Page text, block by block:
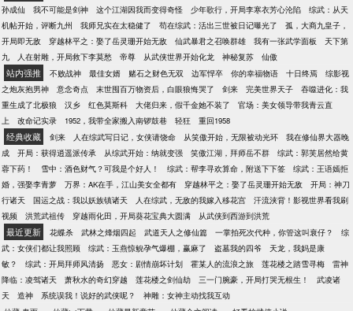
孙成仙
我不可能是剑神 这个江湖因我而变得奇怪 少年歌行，开局李寒衣芳心沦陷
综武：从天
机帖开始，评断九州
我师兄实在太稳健了 苟在综武：活出三世被日记曝光了
孤，大商九皇子，
开局即无敌
穿越林平之：娶了岳灵珊开始无敌 仙武暴君之召唤群雄 我有一张武学面板
天下第
九
人在射雕，开局救下李莫愁 帝尊 从武侠世界开始化龙 神秘复苏 仙傲
站内强推 不败战神 最佳女婿 赌石之财色无双 边军悍卒 你的幸福物语 十日终焉
综影视
之炮灰抱男神
意念奇点 末世囤百万物资后，白眼狼悔哭了 剑来 完美世界天子
吞噬进化：我
重生成了北极狼
汉乡 红色莫斯科 大佬归来，假千金她不装了
官场：美女领导带我青云直
上
改命记实录 1952，我带全家搬入南锣鼓巷 轻狂 重回1958
经典收藏 剑来 人在综武写日记，女侠请饶命 从笑傲开始，无限被动光环
我在修仙界大器晚
成
开局：获得逍遥派传承 从综武开始：纳就变强 笑傲江湖，拜师岳不群
综武：郭芙居然给黄
蓉下药！
雪中：酒色财气？可我是个好人！ 综武：帮李寻欢算命，附送下下签
综武：王语嫣拒
婚，强娶李青萝
万界：AK在手，江山美女全都有 穿越林平之：娶了岳灵珊开始无敌
开局：神刀
行诸天
国运之战：我以妖族镇诸天 人在综武，无敌的我嫁入移花宫
汗流浃背！影视世界看我刷
视频
洪荒武祖传 穿越雨化田，开局葵花宝典大圆满 从武侠到西游到洪荒
最近更新 花蝶杀 武林之烽烟四起 武道天人之修仙篇 一掌拍死次代种，你管这叫衰仔？
综
武：女侠们都让我照顾
综武：玉燕惊鲵孕气爆棚，赢麻了 盗墓我的四爷
天龙，我妈是康
敏？
综武：开局拜师风清扬 恶女：剧情崩坏计划 霍某人的流浪之旅 莲花楼之踏雪寻梅
雷神
降临：凌驾诸天
萧秋水的奇幻穿越 莲花楼之剑仙劫 三一门腕豪，开局打哭无根生！
武凌诸
天
造神 系统误我！说好的武侠呢？
神雕：女神主动找我互动